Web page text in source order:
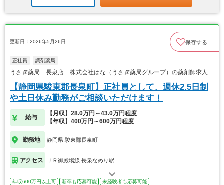
更新日：2026年5月26日 保存する
正社員 調剤薬局
うさぎ薬局 長泉店 株式会社はな（うさぎ薬局グループ）の薬剤師求人
【静岡県駿東郡長泉町】正社員として、週休2.5日制
や土日休み勤務がご相談いただけます！
給与
【月収】28.0万円～43.0万円程度
【年収】400万円～600万円程度
勤務地 静岡県 駿東郡長泉町
アクセス ＪＲ御殿場線 長泉なめり駅
年収600万円以上可 新卒も応募可能
未経験者も応募可能